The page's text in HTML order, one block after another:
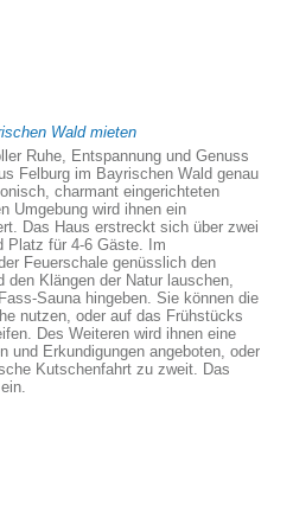
Wald mieten
Ruhe, Entspannung und Genuss
Felburg im Bayrischen Wald genau
charmant eingerichteten
Umgebung wird ihnen ein
Das Haus erstreckt sich über zwei
Platz für 4-6 Gäste. Im
Feuerschale genüsslich den
den Klängen der Natur lauschen,
Sauna hingeben. Sie können die
nutzen, oder auf das Frühstücks
Des Weiteren wird ihnen eine
und Erkundigungen angeboten, oder
Kutschenfahrt zu zweit. Das